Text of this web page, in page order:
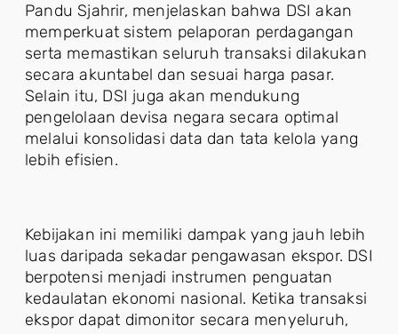
Pandu Sjahrir, menjelaskan bahwa DSI akan
memperkuat sistem pelaporan perdagangan
serta memastikan seluruh transaksi dilakukan
secara akuntabel dan sesuai harga pasar.
Selain itu, DSI juga akan mendukung
pengelolaan devisa negara secara optimal
melalui konsolidasi data dan tata kelola yang
lebih efisien.
Kebijakan ini memiliki dampak yang jauh lebih
luas daripada sekadar pengawasan ekspor. DSI
berpotensi menjadi instrumen penguatan
kedaulatan ekonomi nasional. Ketika transaksi
ekspor dapat dimonitor secara menyeluruh,